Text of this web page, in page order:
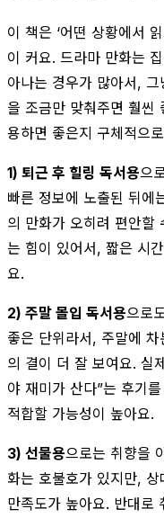
이 책은 ‘어떤 상황에서
이 커요. 드라마 만화는
아나는 경우가 많아서,
을 조금만 맞춰주면 훨씬
용하면 좋은지 구체적으
1) 퇴근 후 힐링 독서용으
빠른 정보에 노출된 뒤에
의 만화가 오히려 편안할
는 힘이 있어서, 짧은 시
요.
2) 주말 몰입 독서용으로
좋은 단위라서, 주말에
의 결이 더 잘 보여요. 실
야 재미가 산다”는 후기
적합할 가능성이 높아요.
3) 선물용으로는 취향을
화는 호불호가 있지만,
만족도가 높아요. 반대로